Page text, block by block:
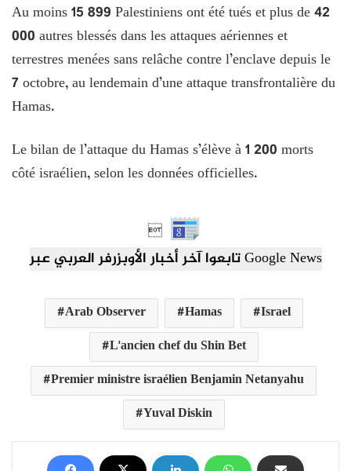
Au moins 15 899 Palestiniens ont été tués et plus de 42
000 autres blessés dans les attaques aériennes et
terrestres menées sans relâche contre l’enclave depuis le
7 octobre, au lendemain d’une attaque transfrontalière du
Hamas.
Le bilan de l’attaque du Hamas s’élève à 1 200 morts
côté israélien, selon les données officielles.

تابعوا آخر أخبار الأوبزرفر العربي عبر Google News
Arab Observer Hamas
Israel
L'ancien chef du Shin Bet
Premier ministre israélien Benjamin Netanyahu
Yuval Diskin